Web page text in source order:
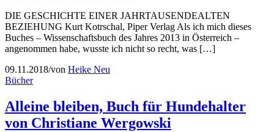
DIE GESCHICHTE EINER JAHRTAUSENDEALTEN
BEZIEHUNG Kurt Kotrschal, Piper Verlag Als ich mich dieses
Buches – Wissenschaftsbuch des Jahres 2013 in Österreich –
angenommen habe, wusste ich nicht so recht, was […]
09.11.2018/von Heike Neu
Bücher
Alleine bleiben, Buch für Hundehalter
von Christiane Wergowski